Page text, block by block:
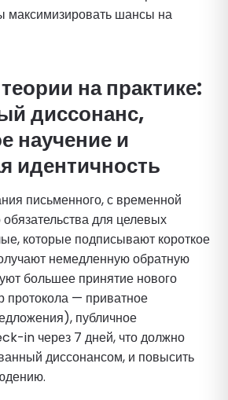
максимизировать шансы на
на практике:
диссонанс,
научение и
идентичность
письменного, с временной
обязательства для целевых
которые подписывают короткое
немедленную обратную
большее принятие нового
протокола — приватное
публичное
in через 7 дней, что должно
диссонансом, и повысить